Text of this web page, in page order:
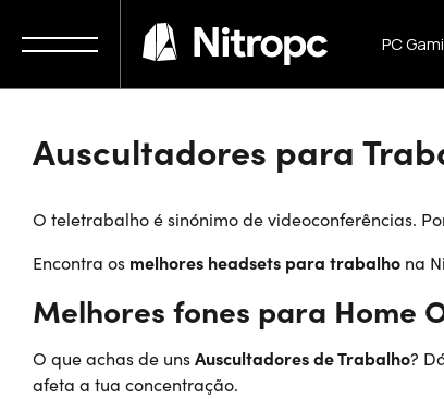
PC
Auscultadores para
O teletrabalho é sinónimo de videoconferências.
Encontra os melhores headsets para trabalho na
Melhores fones para Home
O que achas de unsAuscultadores de Trabalho?
afeta a tua concentração.